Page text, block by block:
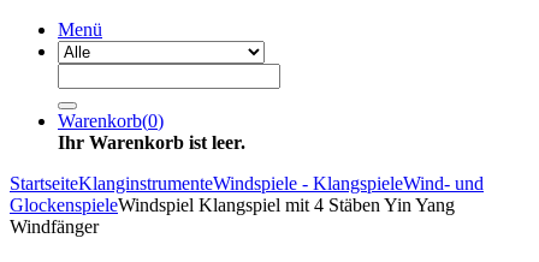
Menü
Warenkorb(0)
Ihr Warenkorb ist leer.
StartseiteKlanginstrumenteWindspiele - KlangspieleWind- und
GlockenspieleWindspiel Klangspiel mit 4 Stäben Yin Yang
Windfänger